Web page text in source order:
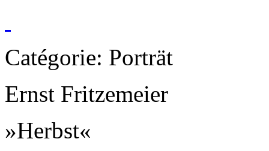
Catégorie: Porträt
Ernst Fritzemeier
»Herbst«